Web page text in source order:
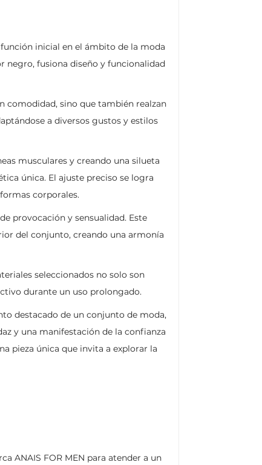
inicial en el ámbito de la moda
negro, fusiona diseño y funcionalidad
comodidad, sino que también realzan
a diversos gustos y estilos
musculares y creando una silueta
única. El ajuste preciso se logra
corporales.
provocación y sensualidad. Este
del conjunto, creando una armonía
seleccionados no solo son
durante un uso prolongado.
destacado de un conjunto de moda,
y una manifestación de la confianza
pieza única que invita a explorar la
ANAIS FOR MEN para atender a un